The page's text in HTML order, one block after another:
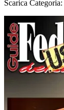
Scarica Categoria: